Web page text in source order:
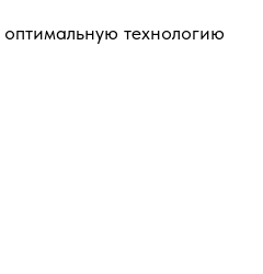
технологию